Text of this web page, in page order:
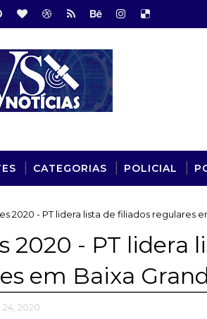
CATEGORIAS POLICIAL
2020 - PT lidera lista de filiados regulares
2020 - PT lidera
em Baixa
24, 2020